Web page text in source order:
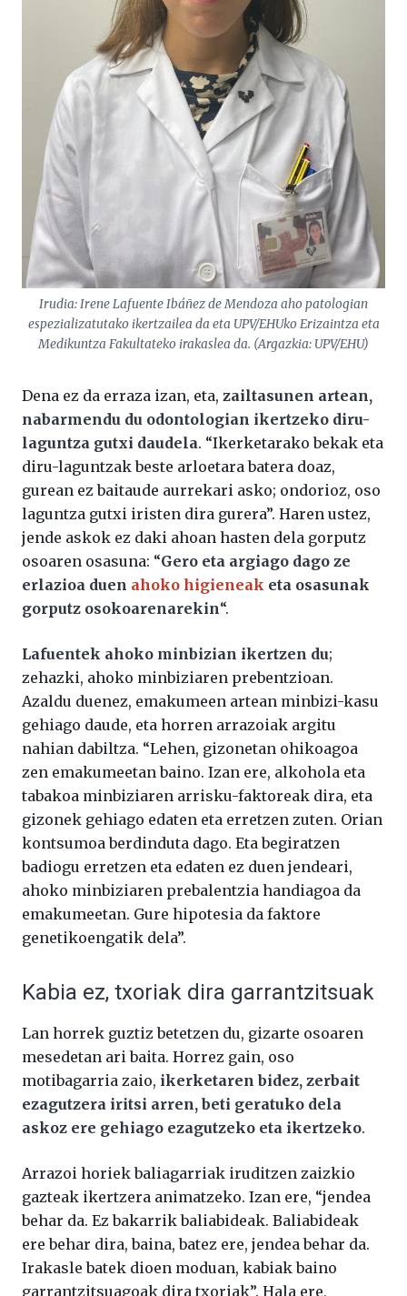
Irudia: Irene Lafuente Ibáñez de Mendoza aho patologian
espezializatutako ikertzailea da eta UPV/EHUko Erizaintza eta
Medikuntza Fakultateko irakaslea da. (Argazkia: UPV/EHU)
Dena ez da erraza izan, eta, zailtasunen artean,
nabarmendu du odontologian ikertzeko diru-
laguntza gutxi daudela. “Ikerketarako bekak eta
diru-laguntzak beste arloetara batera doaz,
gurean ez baitaude aurrekari asko; ondorioz, oso
laguntza gutxi iristen dira gurera”. Haren ustez,
jende askok ez daki ahoan hasten dela gorputz
osoaren osasuna: “Gero eta argiago dago ze
erlazioa duen ahoko higieneak eta osasunak
gorputz osokoarenarekin“.
Lafuentek ahoko minbizian ikertzen du;
zehazki, ahoko minbiziaren prebentzioan.
Azaldu duenez, emakumeen artean minbizi-kasu
gehiago daude, eta horren arrazoiak argitu
nahian dabiltza. “Lehen, gizonetan ohikoagoa
zen emakumeetan baino. Izan ere, alkohola eta
tabakoa minbiziaren arrisku-faktoreak dira, eta
gizonek gehiago edaten eta erretzen zuten. Orian
kontsumoa berdinduta dago. Eta begiratzen
badiogu erretzen eta edaten ez duen jendeari,
ahoko minbiziaren prebalentzia handiagoa da
emakumeetan. Gure hipotesia da faktore
genetikoengatik dela”.
Kabia ez, txoriak dira garrantzitsuak
Lan horrek guztiz betetzen du, gizarte osoaren
mesedetan ari baita. Horrez gain, oso
motibagarria zaio, ikerketaren bidez, zerbait
ezagutzera iritsi arren, beti geratuko dela
askoz ere gehiago ezagutzeko eta ikertzeko.
Arrazoi horiek baliagarriak iruditzen zaizkio
gazteak ikertzera animatzeko. Izan ere, “jendea
behar da. Ez bakarrik baliabideak. Baliabideak
ere behar dira, baina, batez ere, jendea behar da.
Irakasle batek dioen moduan, kabiak baino
garrantzitsuagoak dira txoriak”. Hala ere,